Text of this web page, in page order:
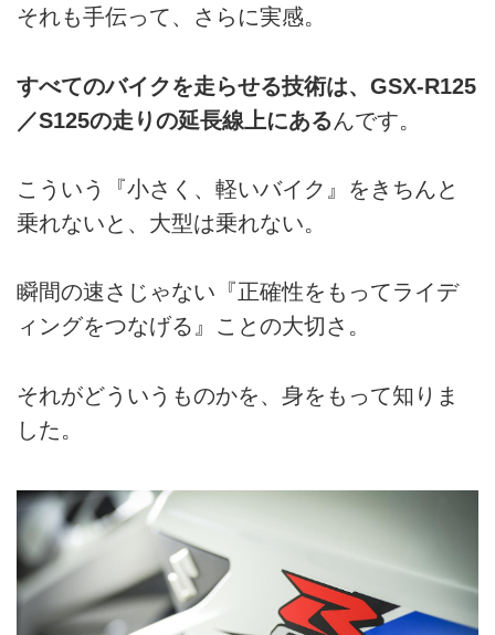
それも手伝って、さらに実感。
すべてのバイクを走らせる技術は、GSX-R125
／S125の走りの延長線上にあるんです。
こういう『小さく、軽いバイク』をきちんと
乗れないと、大型は乗れない。
瞬間の速さじゃない『正確性をもってライデ
ィングをつなげる』ことの大切さ。
それがどういうものかを、身をもって知りま
した。